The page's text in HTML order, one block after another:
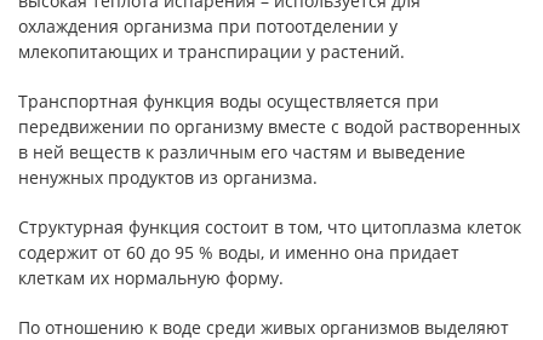
охлаждения организма при потоотделении у
млекопитающих и транспирации у растений.
Транспортная функция воды осуществляется при
передвижении по организму вместе с водой растворенных
в ней веществ к различным его частям и выведение
ненужных продуктов из организма.
Структурная функция состоит в том, что цитоплазма клеток
содержит от 60 до 95 % воды, и именно она придает
клеткам их нормальную форму.
По отношению к воде среди живых организмов выделяют